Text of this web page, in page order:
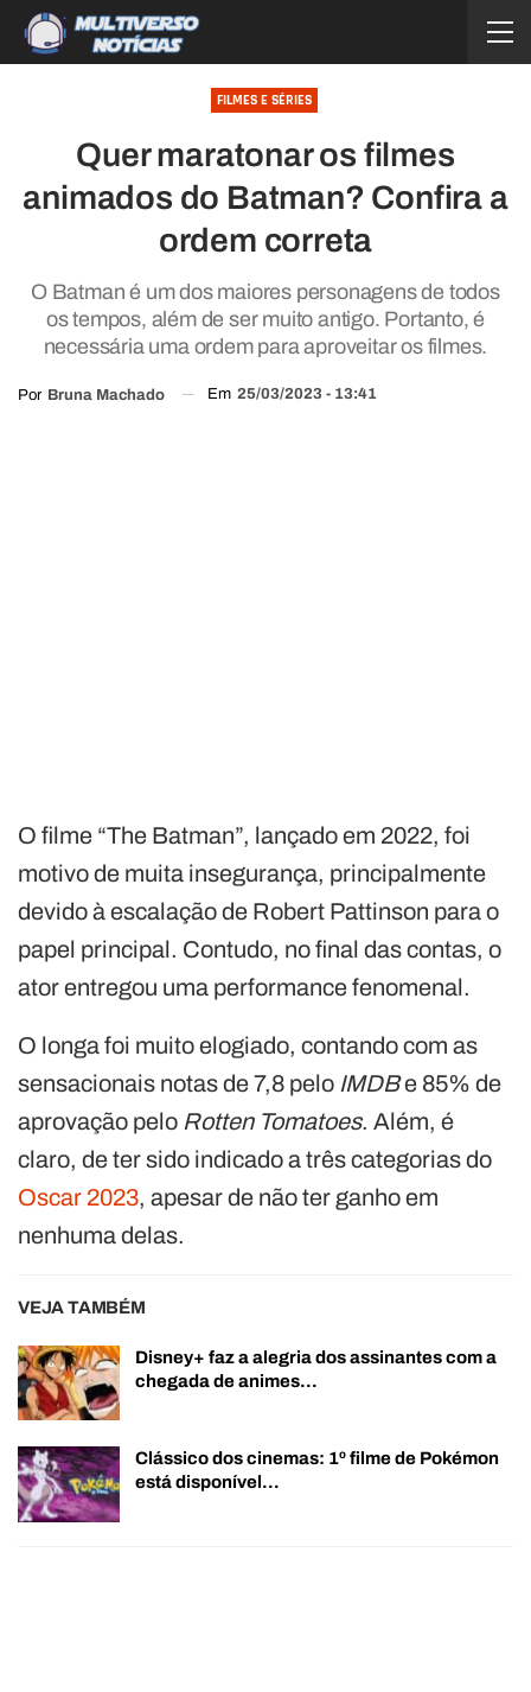
FILMES E SÉRIES
Quer maratonar os filmes
animados do Batman? Confira a
ordem correta
O Batman é um dos maiores personagens de todos
os tempos, além de ser muito antigo. Portanto, é
necessária uma ordem para aproveitar os filmes.
Por Bruna Machado Em 25/03/2023 - 13:41
O filme “The Batman”, lançado em 2022, foi
motivo de muita insegurança, principalmente
devido à escalação de Robert Pattinson para o
papel principal. Contudo, no final das contas, o
ator entregou uma performance fenomenal.
O longa foi muito elogiado, contando com as
sensacionais notas de 7,8 pelo IMDBe 85% de
aprovação pelo Rotten Tomatoes. Além, é
claro, de ter sido indicado a três categorias do
Oscar 2023, apesar de não ter ganho em
nenhuma delas.
VEJA TAMBÉM
Disney+ faz a alegria dos assinantes com a
chegada de animes…
Clássico dos cinemas: 1º filme de Pokémon
está disponível…